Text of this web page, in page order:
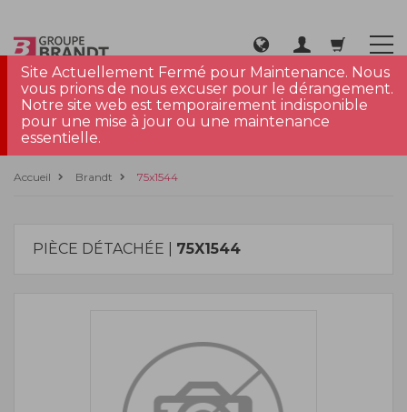
Site Actuellement Fermé pour Maintenance. Nous
vous prions de nous excuser pour le dérangement.
Notre site web est temporairement indisponible
pour une mise à jour ou une maintenance
essentielle.
Accueil Brandt 75x1544
PIÈCE DÉTACHÉE | 75X1544